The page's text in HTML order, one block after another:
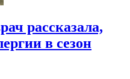
рассказала,
в сезон